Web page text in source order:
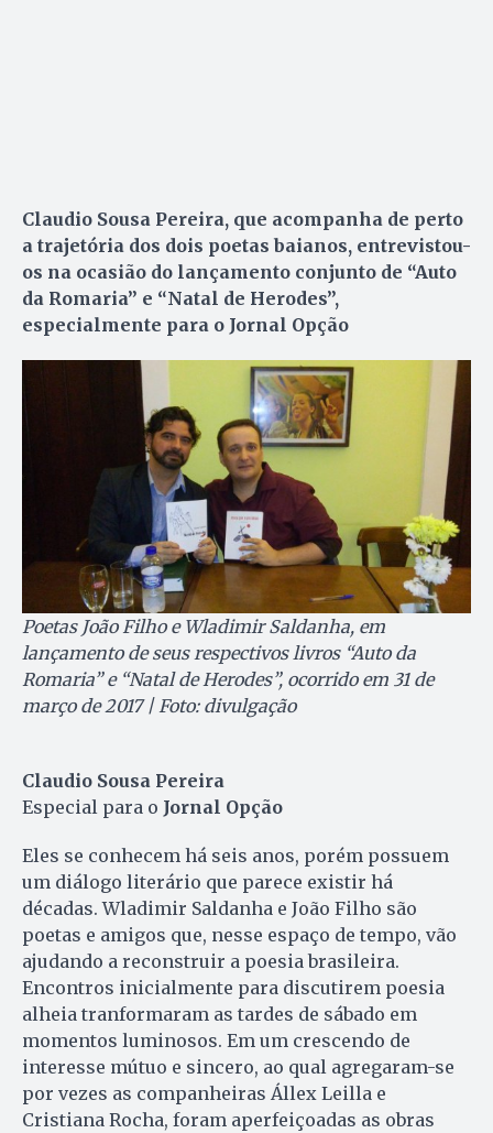
Claudio Sousa Pereira, que acompanha de perto
a trajetória dos dois poetas baianos, entrevistou-
os na ocasião do lançamento conjunto de “Auto
da Romaria” e “Natal de Herodes”,
especialmente para o Jornal Opção
Poetas João Filho e Wladimir Saldanha, em
lançamento de seus respectivos livros “Auto da
Romaria” e “Natal de Herodes”, ocorrido em 31 de
março de 2017 | Foto: divulgação
Claudio Sousa Pereira
Especial para o Jornal Opção
Eles se conhecem há seis anos, porém possuem
um diálogo literário que parece existir há
décadas. Wladimir Saldanha e João Filho são
poetas e amigos que, nesse espaço de tempo, vão
ajudando a reconstruir a poesia brasileira.
Encontros inicialmente para discutirem poesia
alheia tranformaram as tardes de sábado em
momentos luminosos. Em um crescendo de
interesse mútuo e sincero, ao qual agregaram-se
por vezes as companheiras Állex Leilla e
Cristiana Rocha, foram aperfeiçoadas as obras